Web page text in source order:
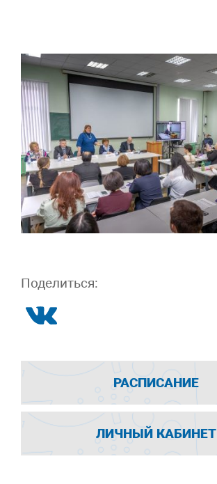
Поделиться:
РАСПИСАНИЕ
ЛИЧНЫЙ КАБИНЕТ